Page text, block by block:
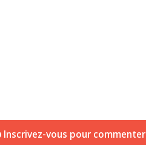
Inscrivez-vous pour commenter